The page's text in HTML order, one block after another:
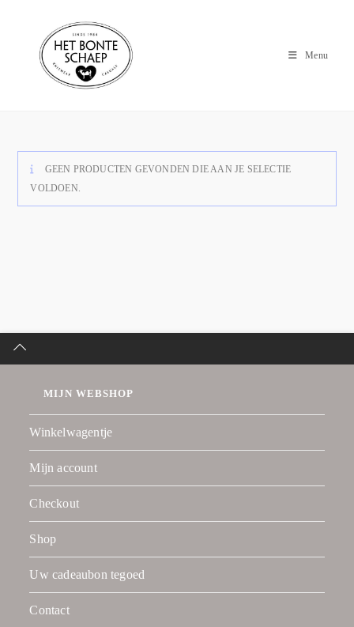
Menu
GEEN PRODUCTEN GEVONDEN DIE AAN JE SELECTIE
VOLDOEN.
MIJN WEBSHOP
Winkelwagentje
Mijn account
Checkout
Shop
Uw cadeaubon tegoed
Contact